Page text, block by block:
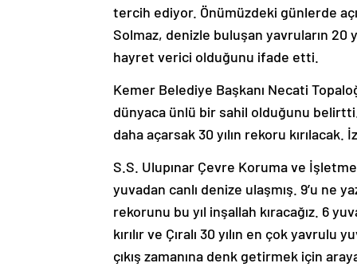
tercih ediyor. Önümüzdeki günlerde
Solmaz, denizle buluşan yavruların 20
hayret verici olduğunu ifade etti.
Kemer Belediye Başkanı Necati
dünyaca ünlü bir sahil olduğunu belirtti.
daha açarsak 30 yılın rekoru
S.S. Ulupınar Çevre Koruma ve
yuvadan canlı denize ulaşmış. 9’u ne
rekorunu bu yıl inşallah kıracağız. 6
kırılır ve Çıralı 30 yılın en çok
çıkış zamanına denk getirmek için